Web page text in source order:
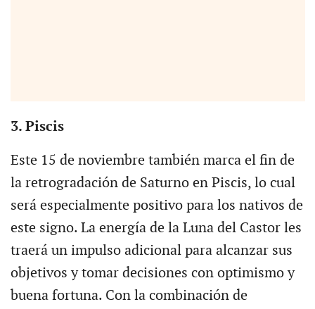
3. Piscis
Este 15 de noviembre también marca el fin de
la retrogradación de Saturno en Piscis, lo cual
será especialmente positivo para los nativos de
este signo. La energía de la Luna del Castor les
traerá un impulso adicional para alcanzar sus
objetivos y tomar decisiones con optimismo y
buena fortuna. Con la combinación de